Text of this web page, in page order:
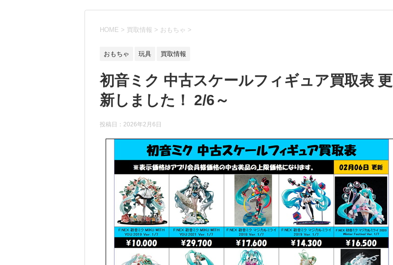
HOME > 買取情報 > おもちゃ >
おもちゃ 玩具 買取情報
初音ミク 中古スケールフィギュア買取表 更
新しました！ 2/6～
投稿日： 2026年2月6日